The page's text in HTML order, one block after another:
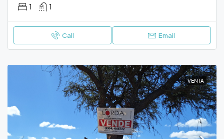
1 1
Call Email
VENTA